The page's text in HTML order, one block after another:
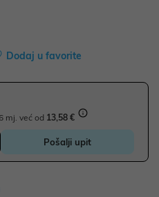
Dodaj u favorite
mj. već od 13,58 €
Pošalji upit